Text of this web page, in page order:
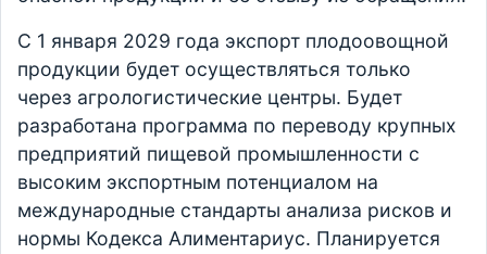
С 1 января 2029 года экспорт плодоовощной
продукции будет осуществляться только
через агрологистические центры. Будет
разработана программа по переводу крупных
предприятий пищевой промышленности с
высоким экспортным потенциалом на
международные стандарты анализа рисков и
нормы Кодекса Алиментариус. Планируется